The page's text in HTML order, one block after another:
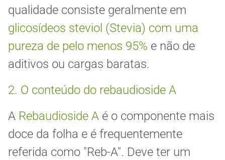
qualidade consiste geralmente em
glicosídeos steviol (Stevia) com uma
pureza de pelo menos 95% e não de
aditivos ou cargas baratas.
2. O conteúdo do rebaudioside A
A Rebaudioside A é o componente mais
doce da folha e é frequentemente
referida como "Reb-A". Deve ter um